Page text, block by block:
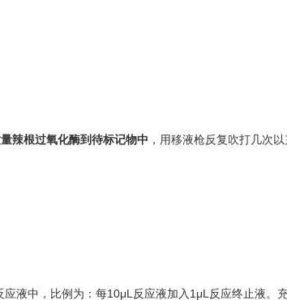
辣根过氧化酶到待标记物中 ，用移液枪反复吹打几次
应液中，比例为：每10μL反应液加入1μL反应终止液。